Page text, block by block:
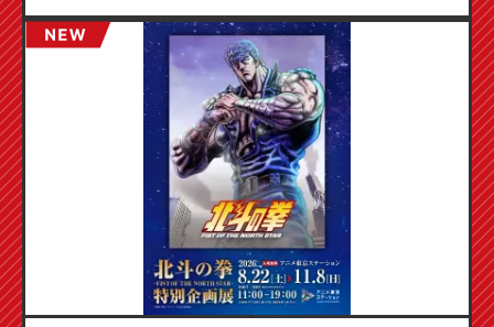
مرسومة خصيصًا (4 أنواع إجمالاً)!